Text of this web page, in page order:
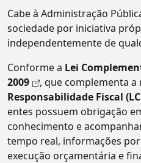
Cabe à Administração
sociedade por iniciativa
independentemente de
Conforme a Lei
2009
, que complementa a
Responsabilidade Fiscal
entes possuem obrigação
conhecimento e
tempo real, informações
execução orçamentária e